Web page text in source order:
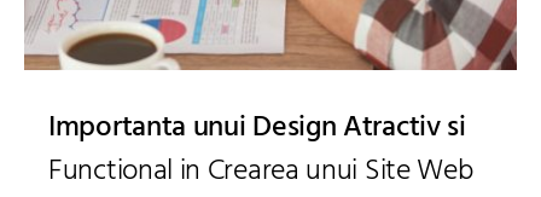
Importanta unui Design Atractiv si
Functional in Crearea unui Site Web